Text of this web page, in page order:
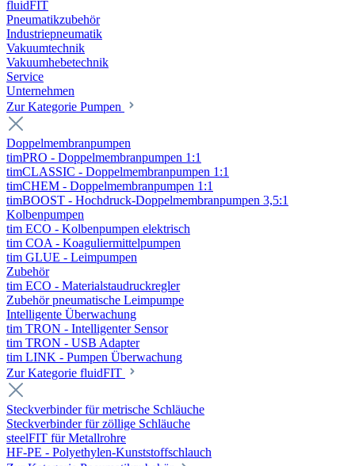
fluidFIT
Pneumatikzubehör
Industriepneumatik
Vakuumtechnik
Vakuumhebetechnik
Service
Unternehmen
Zur Kategorie Pumpen
Doppelmembranpumpen
timPRO - Doppelmembranpumpen 1:1
timCLASSIC - Doppelmembranpumpen 1:1
timCHEM - Doppelmembranpumpen 1:1
timBOOST - Hochdruck-Doppelmembranpumpen 3,5:1
Kolbenpumpen
tim ECO - Kolbenpumpen elektrisch
tim COA - Koaguliermittelpumpen
tim GLUE - Leimpumpen
Zubehör
tim ECO - Materialstaudruckregler
Zubehör pneumatische Leimpumpe
Intelligente Überwachung
tim TRON - Intelligenter Sensor
tim TRON - USB Adapter
tim LINK - Pumpen Überwachung
Zur Kategorie fluidFIT
Steckverbinder für metrische Schläuche
Steckverbinder für zöllige Schläuche
steelFIT für Metallrohre
HF-PE - Polyethylen-Kunststoffschlauch